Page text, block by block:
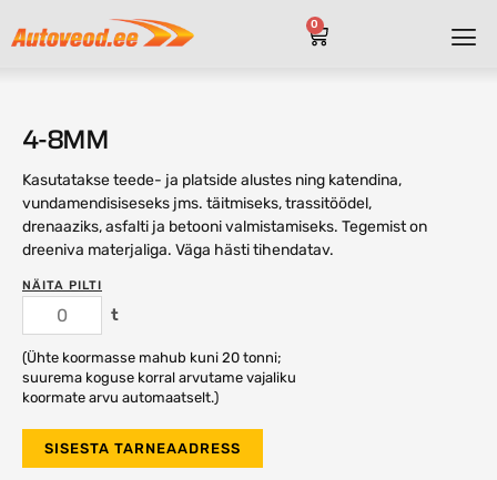
0
4-8MM
Kasutatakse teede- ja platside alustes ning katendina,
vundamendisiseseks jms. täitmiseks, trassitöödel,
drenaaziks, asfalti ja betooni valmistamiseks. Tegemist on
dreeniva materjaliga. Väga hästi tihendatav.
NÄITA PILTI
t
(Ühte koormasse mahub kuni 20 tonni;
suurema koguse korral arvutame vajaliku
koormate arvu automaatselt.)
SISESTA TARNEAADRESS